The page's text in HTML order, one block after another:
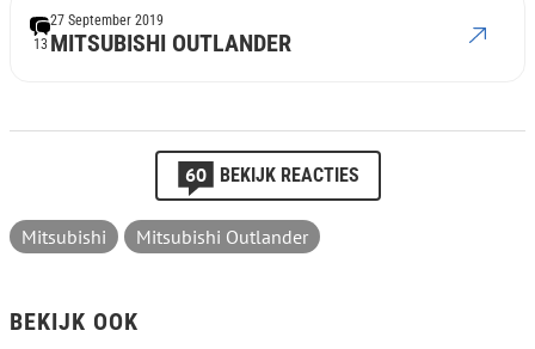
13 MITSUBISHI OUTLANDER
27 September 2019
60 BEKIJK REACTIES
Mitsubishi Mitsubishi Outlander
BEKIJK OOK